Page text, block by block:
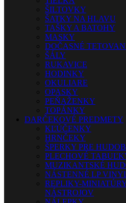
ŠILTOVKY
ŠATKY NA HLAVU
TAŠKY A BATOHY
MASKY
DOČASNÉ
ŠÁLY
RUKAVICE
HODINKY
OKULIARE
OPASKY
PEŇAŽENKY
TOPÁNKY
DARČEKOVÉ PREDMETY
KĽÚČENKY
HRNČEKY
ŠPERKY PRE
PLECHOVÉ
MUZIKANTSKÉ
NÁSTENNÉ LP
REPLIKY-
NÁSTROJOV